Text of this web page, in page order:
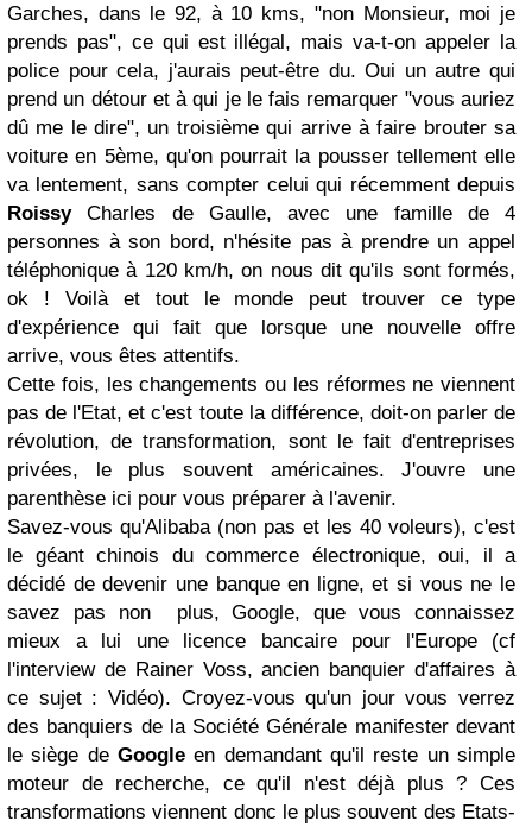
Garches, dans le 92, à 10 kms, "non Monsieur, moi je
prends pas", ce qui est illégal, mais va-t-on appeler la
police pour cela, j'aurais peut-être du. Oui un autre qui
prend un détour et à qui je le fais remarquer "vous auriez
dû me le dire", un troisième qui arrive à faire brouter sa
voiture en 5ème, qu'on pourrait la pousser tellement elle
va lentement, sans compter celui qui récemment depuis
RoissyCharles de Gaulle, avec une famille de 4
personnes à son bord, n'hésite pas à prendre un appel
téléphonique à 120 km/h, on nous dit qu'ils sont formés,
ok ! Voilà et tout le monde peut trouver ce type
d'expérience qui fait que lorsque une nouvelle offre
arrive, vous êtes attentifs.
Cette fois, les changements ou les réformes ne viennent
pas de l'Etat, et c'est toute la différence, doit-on parler de
révolution, de transformation, sont le fait d'entreprises
privées, le plus souvent américaines. J'ouvre une
parenthèse ici pour vous préparer à l'avenir.
Savez-vous qu'Alibaba (non pas et les 40 voleurs), c'est
le géant chinois du commerce électronique, oui, il a
décidé de devenir une banque en ligne, et si vous ne le
savez pas non plus, Google, que vous connaissez
mieux a lui une licence bancaire pour l'Europe (cf
l'interview de Rainer Voss, ancien banquier d'affaires à
ce sujet : Vidéo). Croyez-vous qu'un jour vous verrez
des banquiers de la Société Générale manifester devant
le siège de Google en demandant qu'il reste un simple
moteur de recherche, ce qu'il n'est déjà plus ? Ces
transformations viennent donc le plus souvent des Etats-